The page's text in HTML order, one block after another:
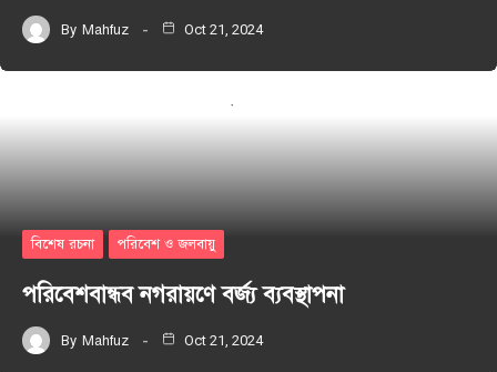
By Mahfuz Oct 21, 2024
বিশেষ রচনা পরিবেশ ও জলবায়ু
পরিবেশবান্ধব নগরায়ণে বর্জ্য ব্যবস্থাপনা
By Mahfuz Oct 21, 2024